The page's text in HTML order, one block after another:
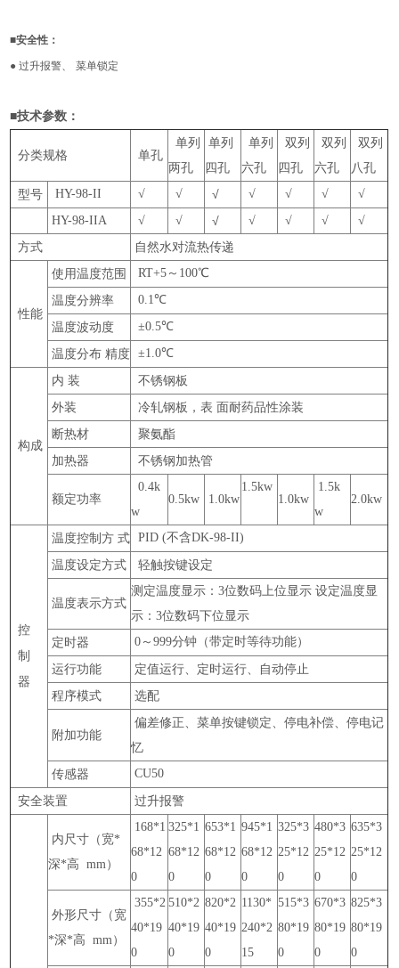
■安全性：
●过升报警、 菜单锁定
■技术参数：
分类规格 单孔
单列
两孔
单列
四孔
单列
六孔
双列
四孔
双列
六孔
双列
八孔
型号
HY-98-II √ √ √ √ √ √
√
HY-98-IIA
√ √ √ √ √ √
√
方式
自然水对流热传递
性能
使用温度范围 RT+5 ～100℃
温度分辨率 0.1℃
温度波动度 ±0.5℃
温度分布 精度 ±1.0℃
构成
内 装
不锈钢板
外装
冷轧钢板，表 面耐药品性涂装
断热材
聚氨酯
加热器
不锈钢加热管
额定功率
0.4k
w
0.5kw 1.0kw
1.5kw
1.0kw
1.5k
w
2.0kw
控
制
器
温度控制方 式 PID (不含DK-98-II)
温度设定方式 轻触按键设定
温度表示方式
测定温度显示：3位数码上位显示 设定温度显
示：3位数码下位显示
定时器
0 ～999分钟（带定时等待功能）
运行功能
定值运行、定时运行、自动停止
程序模式
选配
附加功能
偏差修正、菜单按键锁定、停电补偿、停电记
忆
传感器
CU50
安全装置 过升报警
内尺寸（宽*
深*高 mm）
168*1
68*12
0
325*1
68*12
0
653*1
68*12
0
945*1
68*12
0
325*3
25*12
0
480*3
25*12
0
635*3
25*12
0
外形尺寸（宽
*深*高 mm）
355*2
40*19
0
510*2
40*19
0
820*2
40*19
0
1130*
240*2
15
515*3
80*19
0
670*3
80*19
0
825*3
80*19
0